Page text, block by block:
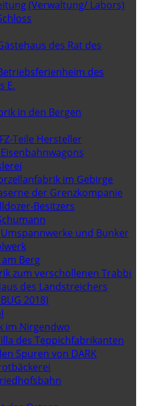
(Verwaltung/ Labors)
des Rat des
des
E.
in den Bergen
Teile Hersteller
im Gebirge
der Grenzkompanie
Besitzers
und Bunker
Berg
zum verschollenen Trabbi
des Landstreichers
2018)
im Nirgendwo
des Teppichfabrikanten
Spuren von DARK